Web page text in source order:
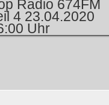
ALANLOMAXBLOG
2305_MUSIC IS
BETTER WITH YOU
POP RADIO 674FM